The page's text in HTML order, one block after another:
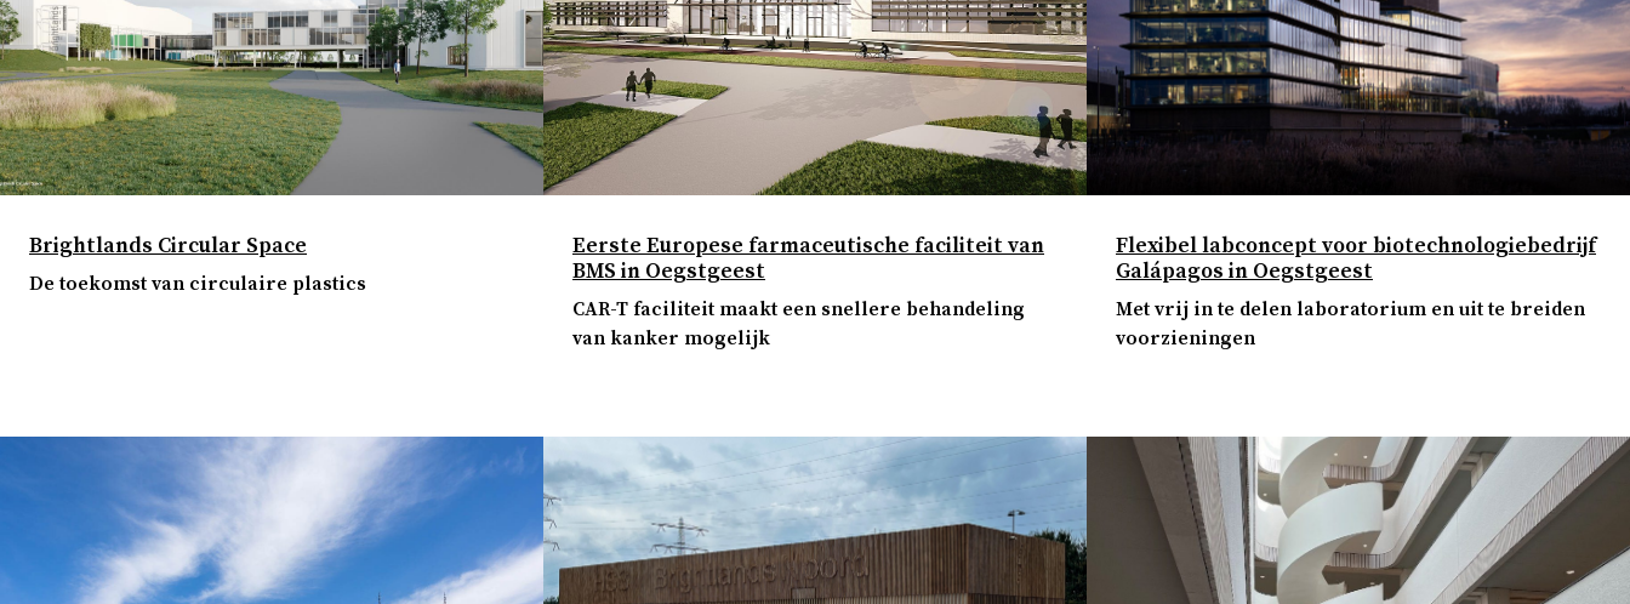
Brightlands Circular Space
De toekomst van circulaire plastics
Eerste Europese farmaceutische faciliteit van
BMS in Oegstgeest
CAR-T faciliteit maakt een snellere behandeling
van kanker mogelijk
Flexibel labconcept voor biotechnologiebedrijf
Galápagos in Oegstgeest
Met vrij in te delen laboratorium en uit te breiden
voorzieningen